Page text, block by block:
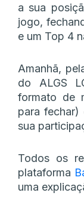
a sua
jogo,
e um Top 4
Amanhã,
do ALGS
formato de
para fechar)
sua
Todos os
plataforma
uma